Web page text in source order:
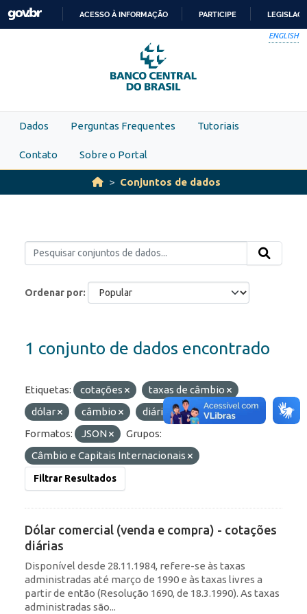
Skip to main content
PARA
O
CONTEÚDO
ACESSO À INFORMAÇÃO PARTICIPE
ENGLISH
Dados Perguntas Frequentes Tutoriais
Contato Sobre o Portal
Conjuntos de dados
Ordenar por
1 conjunto de dados encontrado
Etiquetas: cotações
taxas de câmbio
dólar
câmbio diárias
taxas
Formatos:
JSON
Grupos:
Câmbio e Capitais Internacionais
Filtrar Resultados
Dólar comercial (venda e compra) - cotações
diárias
Disponível desde 28.11.1984, refere-se às taxas
administradas até março de 1990 e às taxas livres a
partir de então (Resolução 1690, de 18.3.1990). As taxas
administradas são...